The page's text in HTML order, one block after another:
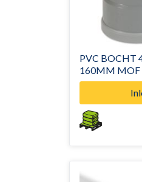
PVC BOCHT
160MM MOF